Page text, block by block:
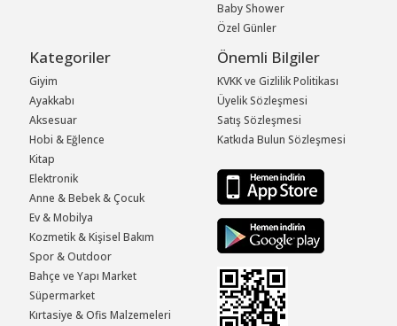
Baby Shower
Özel Günler
Kategoriler
Giyim
Ayakkabı
Aksesuar
Hobi & Eğlence
Kitap
Elektronik
Anne & Bebek & Çocuk
Ev & Mobilya
Kozmetik & Kişisel Bakım
Spor & Outdoor
Bahçe ve Yapı Market
Süpermarket
Kırtasiye & Ofis Malzemeleri
Önemli Bilgiler
KVKK ve Gizlilik Politikası
Üyelik Sözleşmesi
Satış Sözleşmesi
Katkıda Bulun Sözleşmesi